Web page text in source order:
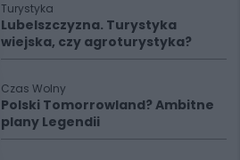
Turystyka
Lubelszczyzna. Turystyka
wiejska, czy agroturystyka?
Czas Wolny
Polski Tomorrowland? Ambitne
plany Legendii